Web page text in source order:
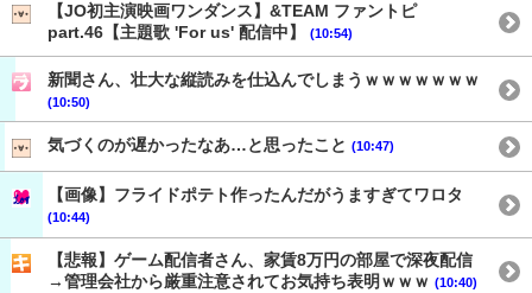
【JO初主演映画ワンダンス】&TEAM ファントピ
part.46【主題歌 'For us' 配信中】
(10:54)
新聞さん、壮大な縦読みを仕込んでしまうｗｗｗｗｗｗｗ
(10:50)
気づくのが遅かったなあ…と思ったこと (10:47)
【画像】フライドポテト作ったんだがうますぎてワロタ
(10:44)
【悲報】ゲーム配信者さん、家賃8万円の部屋で深夜配信
→管理会社から厳重注意されてお気持ち表明ｗｗｗ (10:40)